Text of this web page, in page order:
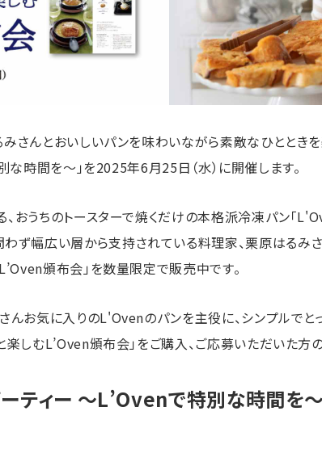
さんとおいしいパンを味わいながら素敵なひとときを
な時間を〜」を2025年6月25日（水）に開催します。
おうちのトースターで焼くだけの本格派冷凍パン「
ず幅広い層から支持されている料理家、栗原はるみ
頒布会」を数量限定で販売中です。
んお気に入りのL'Ovenのパンを主役に、シンプルでと
楽しむL’Oven頒布会」をご購入、ご応募いただいた方
ティー 〜L’Ovenで特別な時間を